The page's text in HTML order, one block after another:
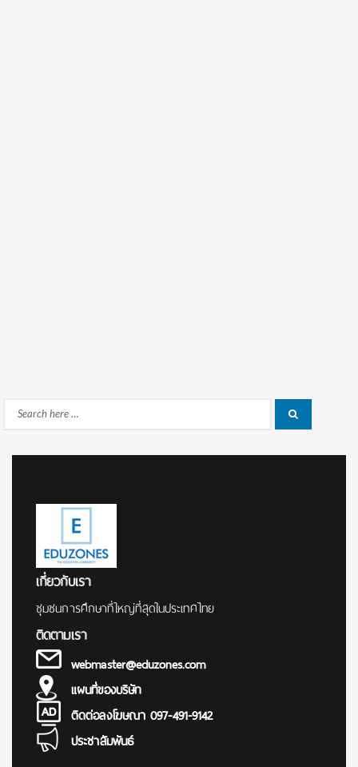
Search
เกี่ยวกับเรา
ชุมชนการศึกษาที่ใหญ่ที่สุดในประเทศไทย
ติดตามเรา
webmaster@eduzones.com
แผนที่ของบริษัท
ติดต่อลงโฆษณา 097-491-9142
ประชาสัมพันธ์